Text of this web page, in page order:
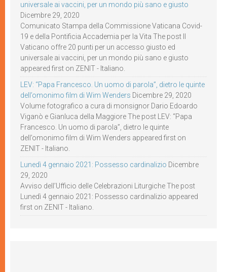
universale ai vaccini, per un mondo più sano e giusto
Dicembre 29, 2020
Comunicato Stampa della Commissione Vaticana Covid-
19 e della Pontificia Accademia per la Vita The post Il
Vaticano offre 20 punti per un accesso giusto ed
universale ai vaccini, per un mondo più sano e giusto
appeared first on ZENIT - Italiano.
LEV: “Papa Francesco. Un uomo di parola”, dietro le quinte
dell’omonimo film di Wim Wenders Dicembre 29, 2020
Volume fotografico a cura di monsignor Dario Edoardo
Viganò e Gianluca della Maggiore The post LEV: “Papa
Francesco. Un uomo di parola”, dietro le quinte
dell’omonimo film di Wim Wenders appeared first on
ZENIT - Italiano.
Lunedì 4 gennaio 2021: Possesso cardinalizio Dicembre
29, 2020
Avviso dell’Ufficio delle Celebrazioni Liturgiche The post
Lunedì 4 gennaio 2021: Possesso cardinalizio appeared
first on ZENIT - Italiano.